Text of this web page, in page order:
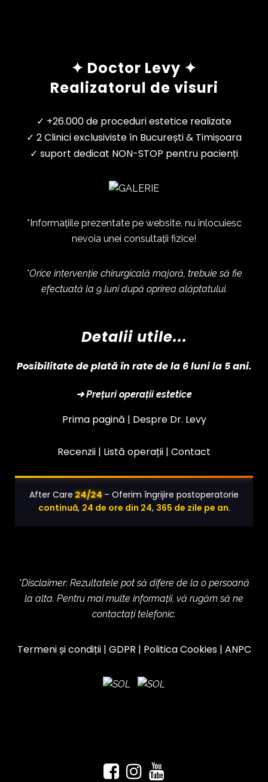
✦ Doctor Levy ✦
Realizatorul de visuri
✓ +26.000 de proceduri estetice realizate
✓ 2 Clinici exclusiviste în București & Timișoara
✓ suport dedicat NON-STOP pentru pacienți
*Informațiile prezentate pe website, nu înlocuiesc
nevoia unei consultații fizice!
*Orice intervenție chirurgicală majoră, trebuie să fie
efectuată la 9 luni după oprirea alăptatului.
Detalii utile...
Posibilitate de plată în rate de la 6 luni la 5 ani.
➜ Prețuri operații estetice
Prima pagină | Despre Dr. Levy
Recenzii | Listă operații | Contact
After Care 24/24– Oferim îngrijire postoperatorie
continuă, 24 de ore din 24, 365 de zile pe an.
*Disclaimer: Rezultatele pot să difere de la o persoană
la alta. Pentru mai multe informații, vă rugăm să ne
contactați telefonic.
Termeni și condiții| GDPR | Politica Cookies| ANPC